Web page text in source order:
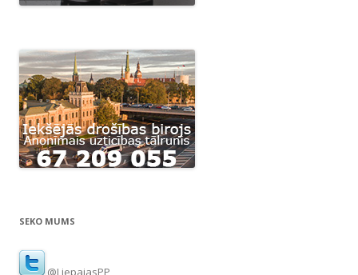
SEKO MUMS
@LiepajasPP